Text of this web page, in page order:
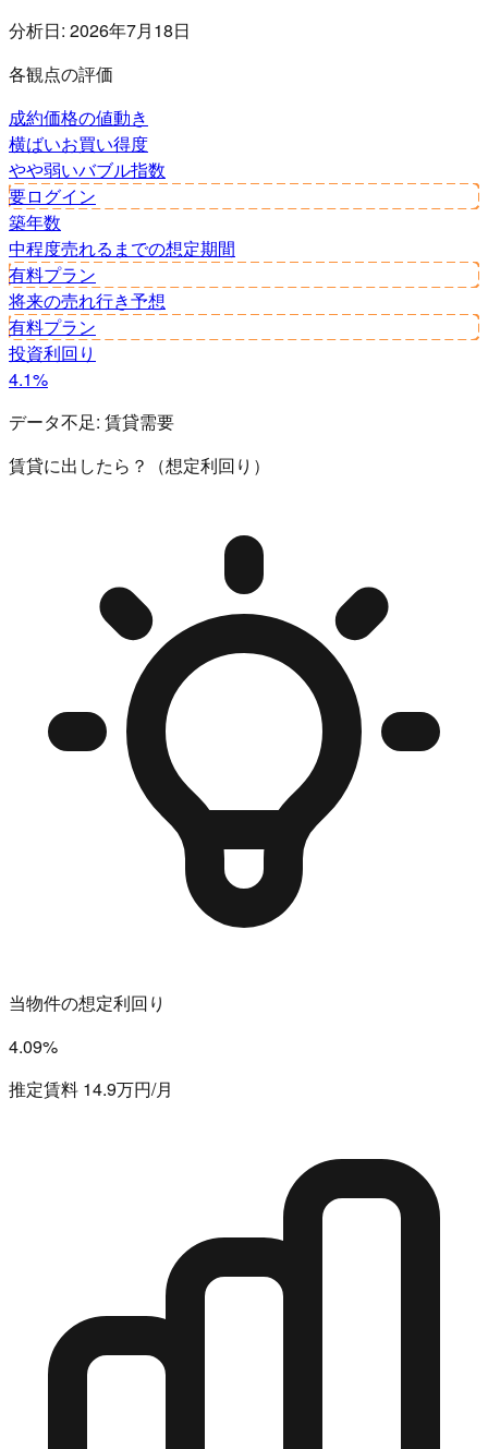
分析日: 2026年7月18日
各観点の評価
成約価格の値動き
横ばいお買い得度
やや弱いバブル指数
要ログイン
築年数
中程度売れるまでの想定期間
有料プラン
将来の売れ行き予想
有料プラン
投資利回り
4.1%
データ不足: 賃貸需要
賃貸に出したら？（想定利回り）
当物件の想定利回り
4.09%
推定賃料 14.9万円/月